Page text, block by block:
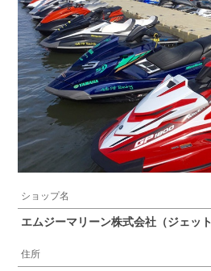
ショップ名
エムジーマリーン株式会社（ジェッ
住所